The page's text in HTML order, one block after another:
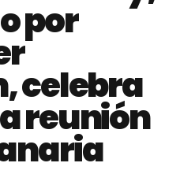
por
celebra
reunión